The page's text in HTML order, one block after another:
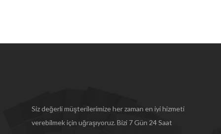
Siz değerli müşterilerimize her zaman en iyi hizmeti
verebilmek için uğraşıyoruz. Bizi 7 Gün 24 Saat